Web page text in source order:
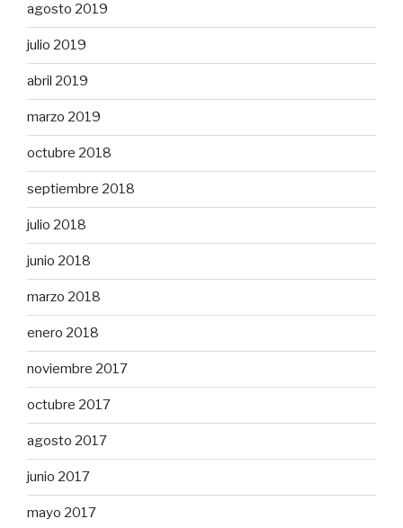
agosto 2019
julio 2019
abril 2019
marzo 2019
octubre 2018
septiembre 2018
julio 2018
junio 2018
marzo 2018
enero 2018
noviembre 2017
octubre 2017
agosto 2017
junio 2017
mayo 2017